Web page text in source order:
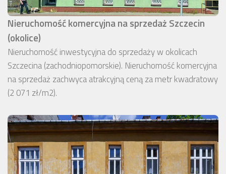
Nieruchomość komercyjna na sprzedaż Szczecin
(okolice)
Nieruchomość inwestycyjna do sprzedaży w okolicach
Szczecina (zachodniopomorskie). Nieruchomość komercyjna
na sprzedaż zachwyca atrakcyjną ceną za metr kwadratowy
(2 071 zł/m2).